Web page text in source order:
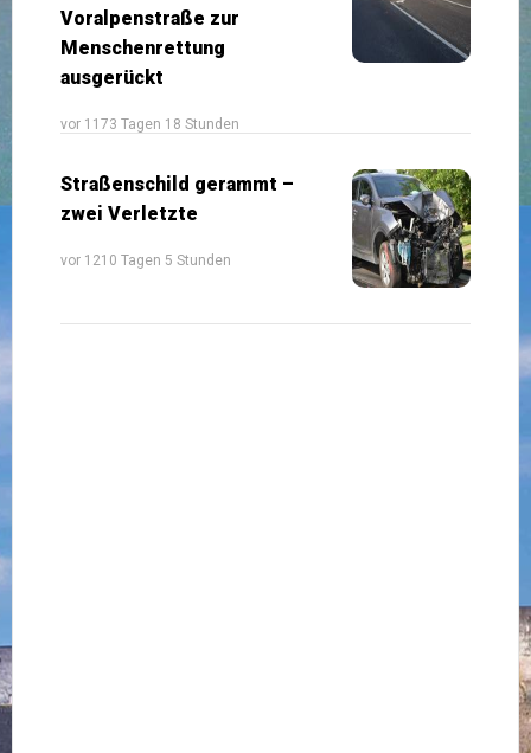
Voralpenstraße zur
Menschenrettung
ausgerückt
vor 1173 Tagen 18 Stunden
Straßenschild gerammt –
zwei Verletzte
vor 1210 Tagen 5 Stunden